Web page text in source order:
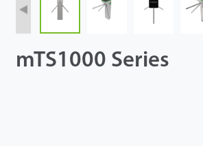
mTS1000 Series